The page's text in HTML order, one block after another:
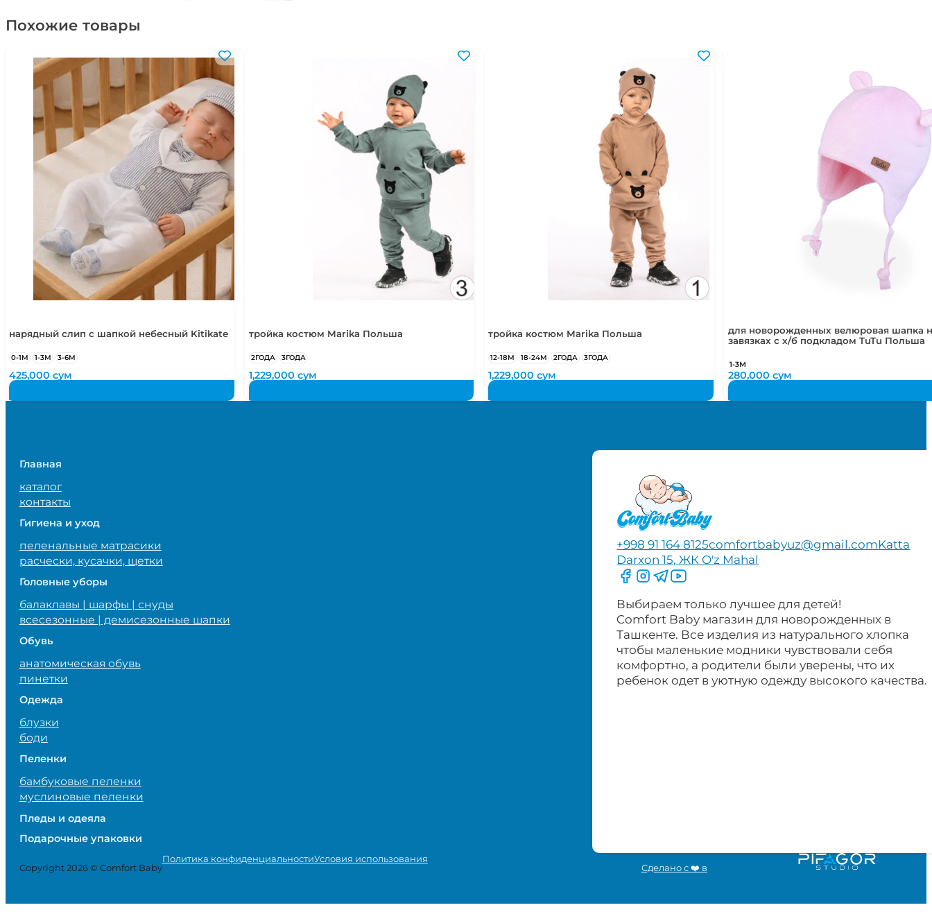
Похожие товары
нарядный слип с шапкой небесный Kitikate
0-1М 1-3М 3-6М
425,000сум
тройка костюм Marika Польша
2ГОДА 3ГОДА
1,229,000 сум
тройка костюм Marika Польша
12-18М 18-24М 2ГОДА 3ГОДА
1,229,000сум
для новорожденных велюровая шапка
завязках с х/б подкладом TuTu Польша
1-3М
280,000 сум
Главная
каталог
контакты
Гигиена и уход
пеленальные матрасики
расчески, кусачки, щетки
Головные уборы
балаклавы | шарфы | снуды
всесезонные | демисезонные шапки
Обувь
анатомическая обувь
пинетки
Одежда
блузки
боди
Пеленки
бамбуковые пеленки
муслиновые пеленки
Пледы и одеяла
Подарочные упаковки
+998 91 164 8125comfortbabyuz@gmail.comKatta
Darxon 15, ЖК O'z Mahal
Следите за нами на Facebook
Следите за нами в Instagram
Следите за нами в Telegram
Следите за нами в YouTube
Выбираем только лучшее для детей!
Comfort Baby магазин для новорожденных в
Ташкенте. Все изделия из натурального хлопка
чтобы маленькие модники чувствовали себя
комфортно, а родители были уверены, что их
ребенок одет в уютную одежду высокого качества.
Copyright 2026 © Comfort Baby
Политика конфиденциальностиУсловия использования
Сделано с ❤️ в